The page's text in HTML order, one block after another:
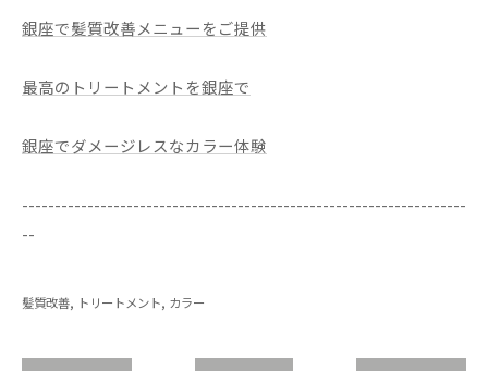
銀座で髪質改善メニューをご提供
最高のトリートメントを銀座で
銀座でダメージレスなカラー体験
--------------------------------------------------------------------
--
髪質改善 トリートメント カラー